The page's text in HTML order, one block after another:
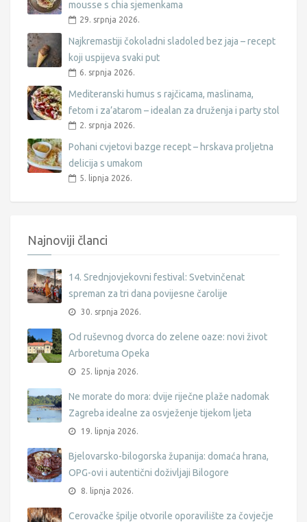
mousse s chia sjemenkama
29. srpnja 2026.
Najkremastiji čokoladni sladoled bez jaja – recept
koji uspijeva svaki put
6. srpnja 2026.
Mediteranski humus s rajčicama, maslinama,
fetom i za’atarom – idealan za druženja i party stol
2. srpnja 2026.
Pohani cvjetovi bazge recept – hrskava proljetna
delicija s umakom
5. lipnja 2026.
Najnoviji članci
14. Srednjovjekovni festival: Svetvinčenat
spreman za tri dana povijesne čarolije
30. srpnja 2026.
Od ruševnog dvorca do zelene oaze: novi život
Arboretuma Opeka
25. lipnja 2026.
Ne morate do mora: dvije riječne plaže nadomak
Zagreba idealne za osvježenje tijekom ljeta
19. lipnja 2026.
Bjelovarsko-bilogorska županija: domaća hrana,
OPG-ovi i autentični doživljaji Bilogore
8. lipnja 2026.
Cerovačke špilje otvorile oporavilište za čovječje